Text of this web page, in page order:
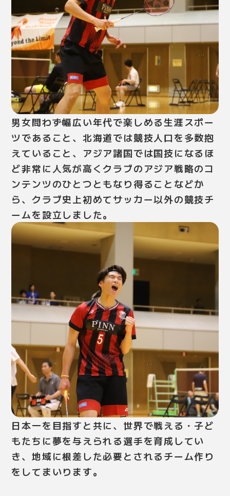
男女問わず幅広い年代で楽しめる生涯スポー
ツであること、北海道では競技人口を多数抱
えていること、アジア諸国では国技になるほ
ど非常に人気が高くクラブのアジア戦略のコ
ンテンツのひとつともなり得ることなどか
ら、クラブ史上初めてサッカー以外の競技チ
ームを設立しました。
日本一を目指すと共に、世界で戦える・子ど
もたちに夢を与えられる選手を育成してい
き、地域に根差した必要とされるチーム作り
をしてまいります。